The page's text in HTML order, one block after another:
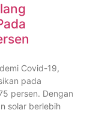
Covid-19,
pada
persen. Dengan
solar berlebih